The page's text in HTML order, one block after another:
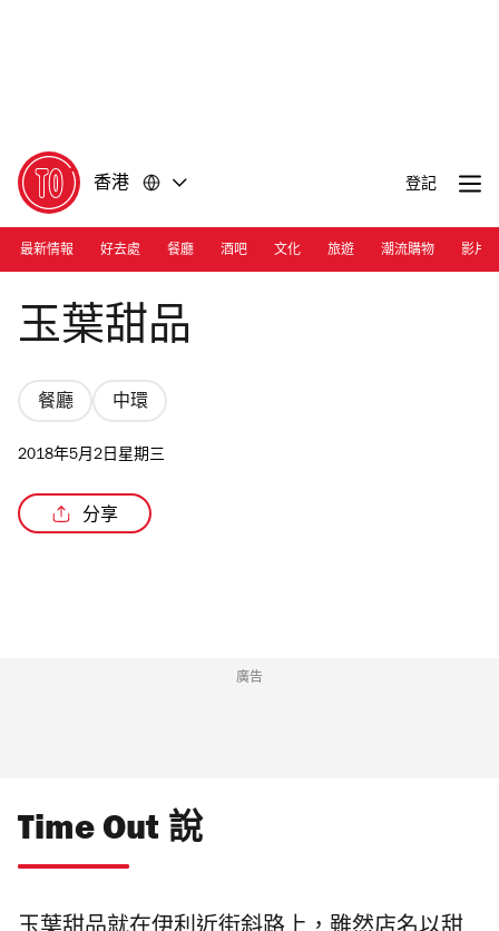
香港 登記
最新情報 好去處 餐廳 酒吧 文化 旅遊 潮流購物 影片
Photograph: Ann Chiu
玉葉甜品
餐廳 中環
2018年5月2日星期三
分享
廣告
Time Out 說